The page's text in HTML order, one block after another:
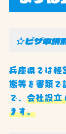
☆ビザ申請
兵庫県では経
態等を書類で
で、 会社設立
ます。